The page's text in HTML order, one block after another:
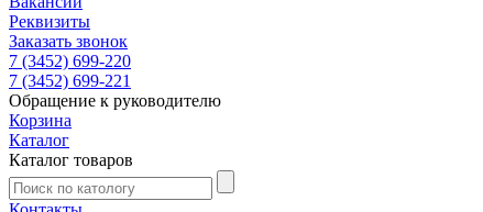
Реквизиты
Заказать звонок
7 (3452) 699-220
7 (3452) 699-221
Обращение к руководителю
Корзина
Каталог
Каталог товаров